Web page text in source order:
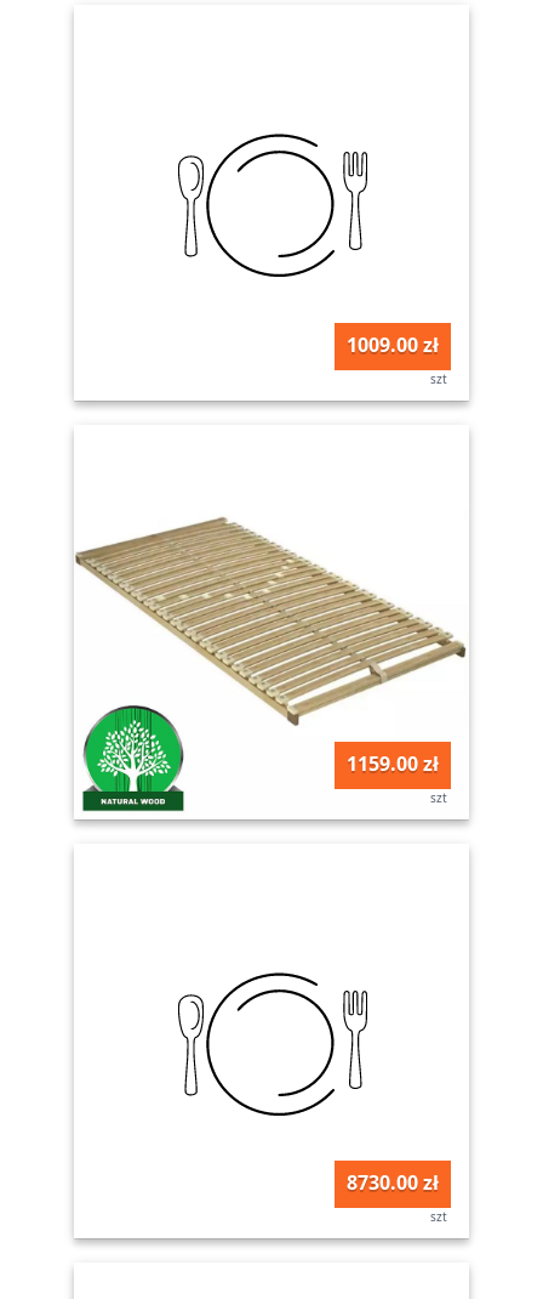
1009.00 zł
szt
1159.00 zł
szt
8730.00 zł
szt